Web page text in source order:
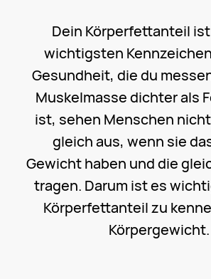
Dein Körperfettanteil
wichtigsten
Gesundheit, die du
Muskelmasse dichter als
ist, sehen Menschen
gleich aus, wenn sie
Gewicht haben und die
tragen. Darum ist es
Körperfettanteil zu
Körpergewicht.